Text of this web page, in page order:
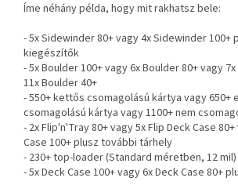
Íme néhány példa, hogy mit rakhatsz bele:
- 5x Sidewinder 80+ vagy 4x Sidewinder 100+
kiegészítők
- 5x Boulder 100+ vagy 6x Boulder 80+ vagy
11x Boulder 40+
- 550+ kettős csomagolású kártya vagy 650+
csomagolású kártya vagy 1100+ nem
- 2x Flip'n'Tray 80+ vagy 5x Flip Deck Case
Case 100+ plusz további tárhely
- 230+ top-loader (Standard méretben, 12 mil)
- 5x Deck Case 100+ vagy 6x Deck Case 80+